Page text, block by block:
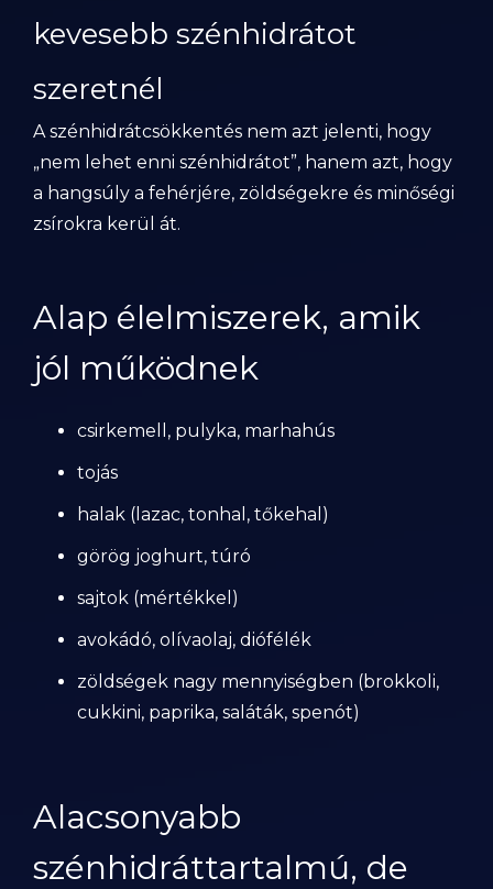
kevesebb szénhidrátot
szeretnél
A szénhidrátcsökkentés nem azt jelenti, hogy
„nem lehet enni szénhidrátot”, hanem azt, hogy
a hangsúly a fehérjére, zöldségekre és minőségi
zsírokra kerül át.
Alap élelmiszerek, amik
jól működnek
csirkemell, pulyka, marhahús
tojás
halak (lazac, tonhal, tőkehal)
görög joghurt, túró
sajtok (mértékkel)
avokádó, olívaolaj, diófélék
zöldségek nagy mennyiségben (brokkoli,
cukkini, paprika, saláták, spenót)
Alacsonyabb
szénhidráttartalmú, de